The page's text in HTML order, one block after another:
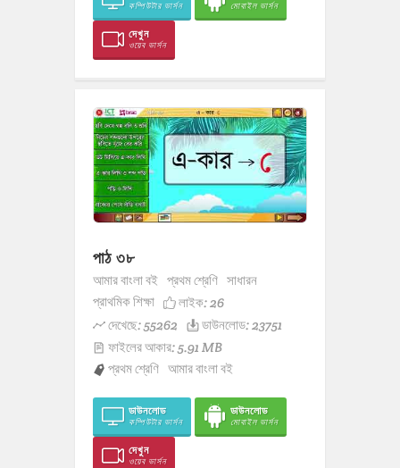
কম্পিউটার ভার্সন মোবাইল ভার্সন
দেখুন
ওয়েব ভার্সন
পাঠ ৩৮
আমার বাংলা বই প্রথম শ্রেণি সাধারন
প্রাথমিক শিক্ষা
লাইক:26
দেখেছে: 55262
ডাউনলোড: 23751
ফাইলের আকার: 5.91 MB
প্রথম শ্রেণি আমার বাংলা বই
ডাউনলোড
কম্পিউটার ভার্সন
ডাউনলোড
মোবাইল ভার্সন
দেখুন
ওয়েব ভার্সন